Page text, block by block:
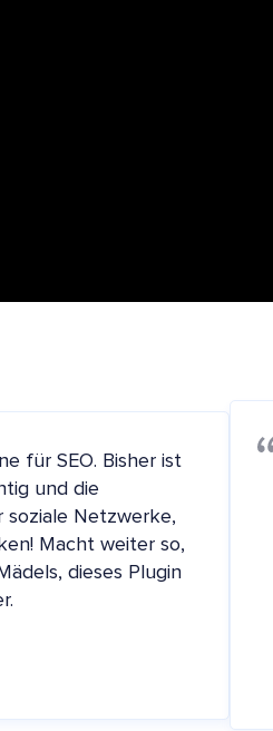
für SEO. Bisher ist
und die
soziale Netzwerke,
Macht weiter so,
dieses Plugin